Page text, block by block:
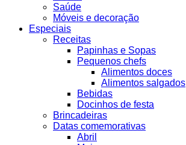
Saúde
Móveis e decoração
Especiais
Receitas
Papinhas e Sopas
Pequenos chefs
Alimentos doces
Alimentos salgados
Bebidas
Docinhos de festa
Brincadeiras
Datas comemorativas
Abril